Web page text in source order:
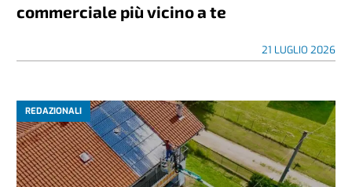
commerciale più vicino a te
21 LUGLIO 2026
REDAZIONALI